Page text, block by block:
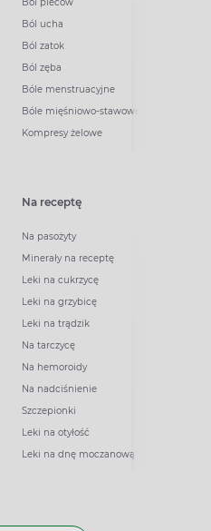
Ból pleców
Ból ucha
Ból zatok
Ból zęba
Bóle menstruacyjne
Bóle mięśniowo-stawowe
Kompresy żelowe
Na receptę
Na pasożyty
Minerały na receptę
Leki na cukrzycę
Leki na grzybicę
Leki na trądzik
Na tarczycę
Na hemoroidy
Na nadciśnienie
Szczepionki
Leki na otyłość
Leki na dnę moczanową